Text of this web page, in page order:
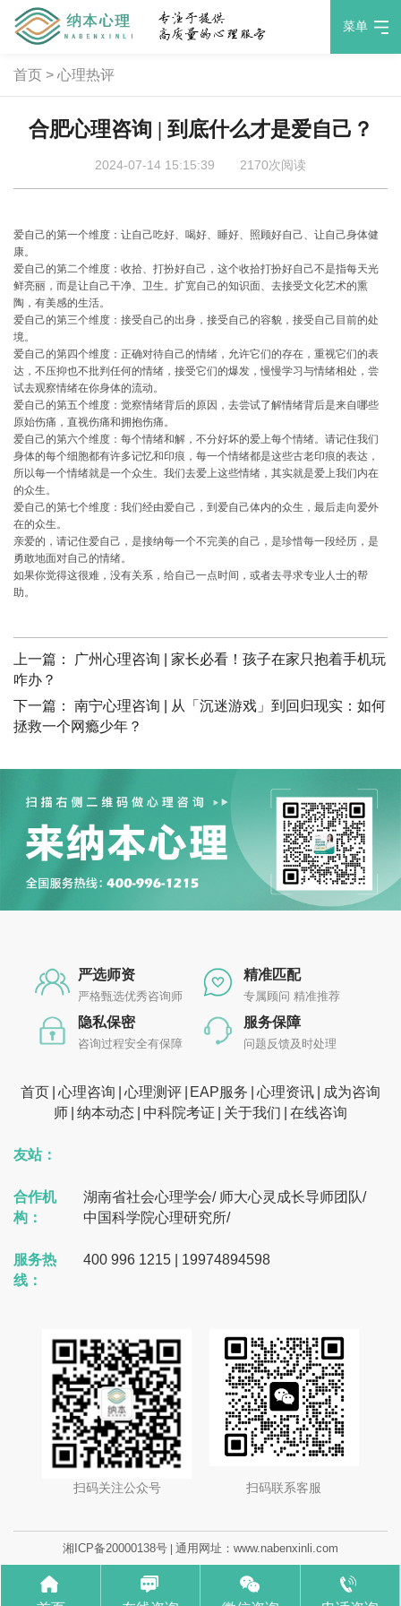
菜单
首页> 心理热评
合肥心理咨询 | 到底什么才是爱自己？
2024-07-14 15:15:39 2170次阅读
爱自己的第一个维度：让自己吃好、喝好、睡好、照顾好自己、让自己身体健
康。
爱自己的第二个维度：收拾、打扮好自己，这个收拾打扮好自己不是指每天光
鲜亮丽，而是让自己干净、卫生。扩宽自己的知识面、去接受文化艺术的熏
陶，有美感的生活。
爱自己的第三个维度：接受自己的出身，接受自己的容貌，接受自己目前的处
境。
爱自己的第四个维度：正确对待自己的情绪，允许它们的存在，重视它们的表
达，不压抑也不批判任何的情绪，接受它们的爆发，慢慢学习与情绪相处，尝
试去观察情绪在你身体的流动。
爱自己的第五个维度：觉察情绪背后的原因，去尝试了解情绪背后是来自哪些
原始伤痛，直视伤痛和拥抱伤痛。
爱自己的第六个维度：每个情绪和解，不分好坏的爱上每个情绪。请记住我们
身体的每个细胞都有许多记忆和印痕，每一个情绪都是这些古老印痕的表达，
所以每一个情绪就是一个众生。我们去爱上这些情绪，其实就是爱上我们内在
的众生。
爱自己的第七个维度：我们经由爱自己，到爱自己体内的众生，最后走向爱外
在的众生。
亲爱的，请记住爱自己，是接纳每一个不完美的自己，是珍惜每一段经历，是
勇敢地面对自己的情绪。
如果你觉得这很难，没有关系，给自己一点时间，或者去寻求专业人士的帮
助。
上一篇：
广州心理咨询 | 家长必看！孩子在家只抱着手机玩
咋办？
下一篇： 南宁心理咨询 | 从「沉迷游戏」到回归现实：如何
拯救一个网瘾少年？
严选师资
严格甄选优秀咨询师
精准匹配
专属顾问 精准推荐
隐私保密
咨询过程安全有保障
服务保障
问题反馈及时处理
首页 心理咨询 心理测评 EAP服务 心理资讯
成为咨询
师 纳本动态 中科院考证 关于我们 在线咨询
友站：
合作机
构：
湖南省社会心理学会/ 师大心灵成长导师团队/
中国科学院心理研究所/
服务热
线：
400 996 1215 | 19974894598
扫码关注公众号 扫码联系客服
湘ICP备20000138号 | 通用网址：www.nabenxinli.com